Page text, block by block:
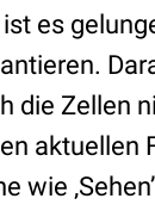
es
die Zellen
aktuellen